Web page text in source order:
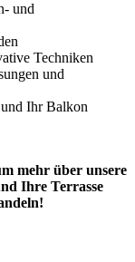
und
Techniken
und
und Ihr Balkon
mehr über unsere
Ihre Terrasse